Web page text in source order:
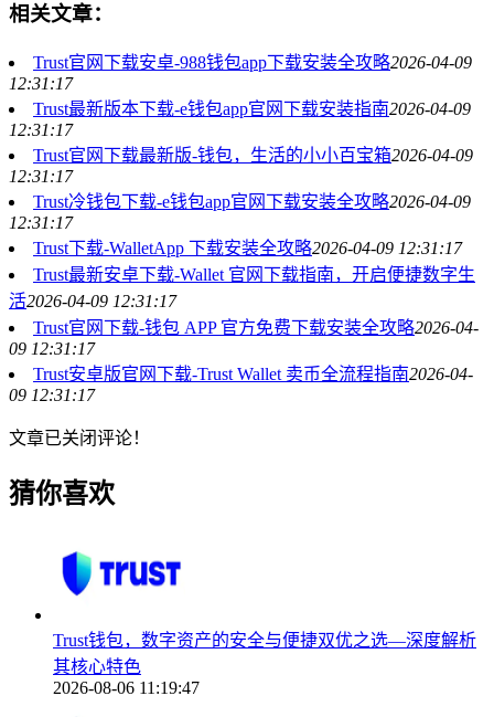
相关文章：
Trust官网下载安卓-988钱包app下载安装全攻略2026-04-09
12:31:17
Trust最新版本下载-e钱包app官网下载安装指南2026-04-09
12:31:17
Trust官网下载最新版-钱包，生活的小小百宝箱2026-04-09
12:31:17
Trust冷钱包下载-e钱包app官网下载安装全攻略2026-04-09
12:31:17
Trust下载-WalletApp 下载安装全攻略2026-04-09 12:31:17
Trust最新安卓下载-Wallet 官网下载指南，开启便捷数字生
活2026-04-09 12:31:17
Trust官网下载-钱包 APP 官方免费下载安装全攻略2026-04-
09 12:31:17
Trust安卓版官网下载-Trust Wallet 卖币全流程指南2026-04-
09 12:31:17
文章已关闭评论！
猜你喜欢
Trust钱包，数字资产的安全与便捷双优之选—深度解析
其核心特色
2026-08-06 11:19:47